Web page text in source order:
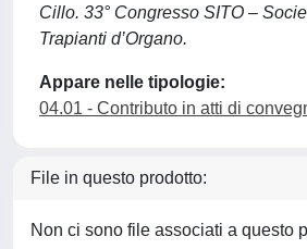
Cillo. 33° Congresso SITO –
Trapianti d’Organo.
Appare nelle tipologie:
04.01 - Contributo in atti di
File in questo prodotto:
Non ci sono file associati a questo